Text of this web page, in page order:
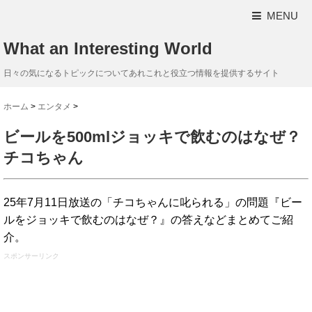
MENU
What an Interesting World
日々の気になるトピックについてあれこれと役立つ情報を提供するサイト
ホーム > エンタメ >
ビールを500mlジョッキで飲むのはなぜ？
チコちゃん
25年7月11日放送の「チコちゃんに叱られる」の問題『ビー
ルをジョッキで飲むのはなぜ？』の答えなどまとめてご紹
介。
スポンサーリンク